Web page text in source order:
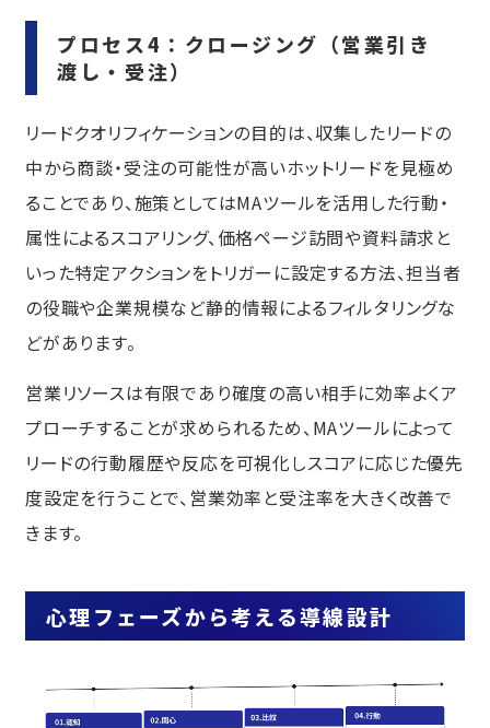
プロセス4：クロージング（営業引き
渡し・受注）
リードクオリフィケーションの目的は、収集したリードの
中から商談・受注の可能性が高いホットリードを見極め
ることであり、施策としてはMAツールを活用した行動・
属性によるスコアリング、価格ページ訪問や資料請求と
いった特定アクションをトリガーに設定する方法、担当者
の役職や企業規模など静的情報によるフィルタリングな
どがあります。
営業リソースは有限であり確度の高い相手に効率よくア
プローチすることが求められるため、MAツールによって
リードの行動履歴や反応を可視化しスコアに応じた優先
度設定を行うことで、営業効率と受注率を大きく改善で
きます。
心理フェーズから考える導線設計